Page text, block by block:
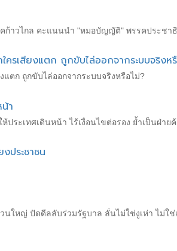
ก้าวไกล คะแนนนำ "หมอบัญญัติ" พรรคประชา
ครเสียงแตก ถูกขับไล่ออกจากระบบจริงห
ตก ถูกขับไล่ออกจากระบบจริงหรือไม่?
า
ะเทศเดินหน้า ไร้เงื่อนไขต่อรอง ย้ำเป็นฝ่าย
ประชาชน
ใหญ่ ปัดดีลลับร่วมรัฐบาล ลั่นไม่ใช่งูเห่า ไม่ใ